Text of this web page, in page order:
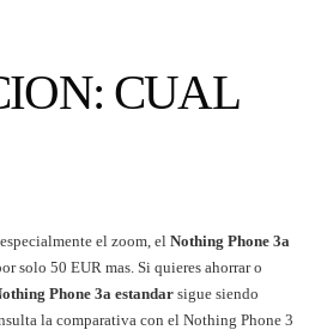
CUAL
el zoom, el Nothing Phone 3a
solo 50 EUR mas. Si quieres ahorrar o
Phone 3a estandarsigue siendo
la comparativa con el Nothing Phone 3